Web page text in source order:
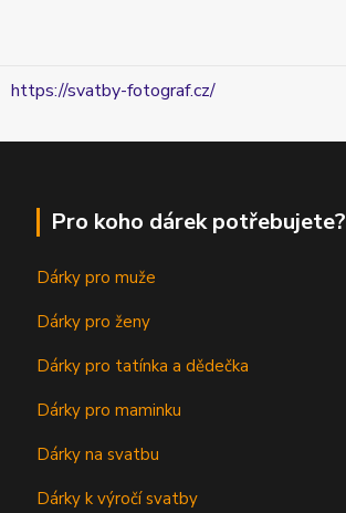
https://svatby-fotograf.cz/
Pro koho dárek potřebujete?
Dárky pro muže
Dárky pro ženy
Dárky pro tatínka a dědečka
Dárky pro maminku
Dárky na svatbu
Dárky k výročí svatby